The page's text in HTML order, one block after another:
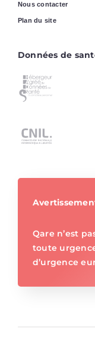
Nous contacter
Plan du site
Données de
Qare n’est
toute
d’urgence